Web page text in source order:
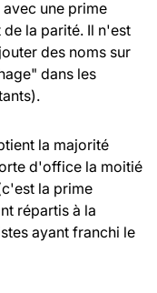
une prime
la parité. Il n'est
des noms sur
dans les
la majorité
d'office la moitié
la prime
répartis à la
ayant franchi le